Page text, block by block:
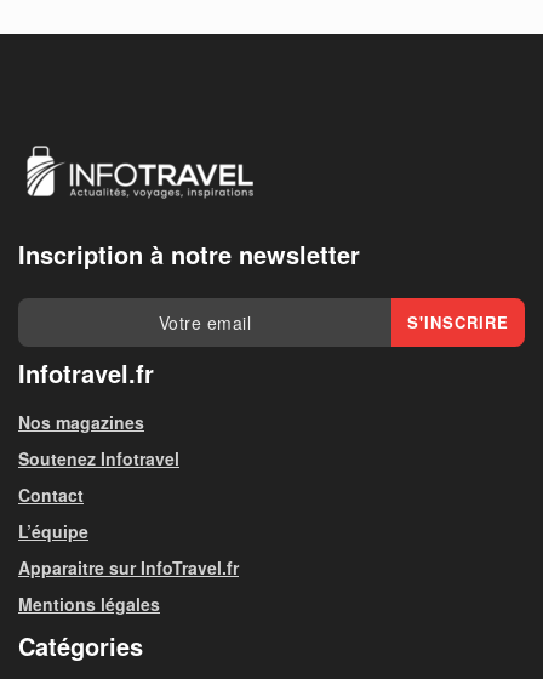
Inscription à notre newsletter
Infotravel.fr
Nos magazines
Soutenez Infotravel
Contact
L’équipe
Apparaitre sur InfoTravel.fr
Mentions légales
Catégories